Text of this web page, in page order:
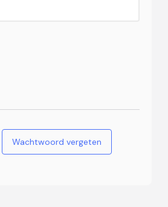
Wachtwoord vergeten